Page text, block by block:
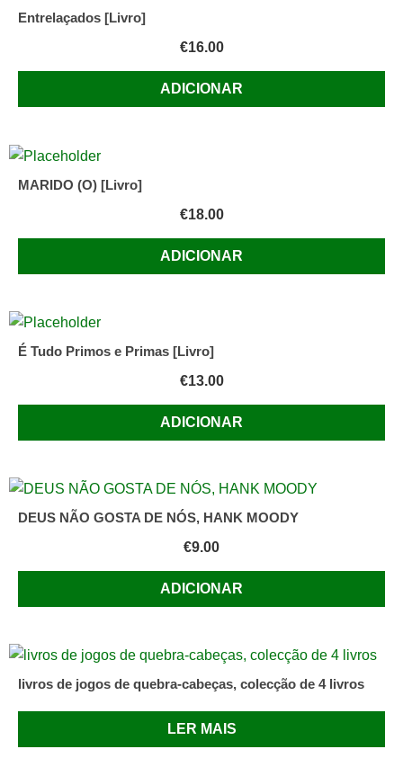
2004)
Entrelaçados [Livro]
€16.00
ADICIONAR
MARIDO (O) [Livro]
€18.00
ADICIONAR
É Tudo Primos e Primas [Livro]
€13.00
ADICIONAR
DEUS NÃO GOSTA DE NÓS, HANK MOODY
€9.00
ADICIONAR
livros de jogos de quebra-cabeças, colecção de 4 livros
LER MAIS